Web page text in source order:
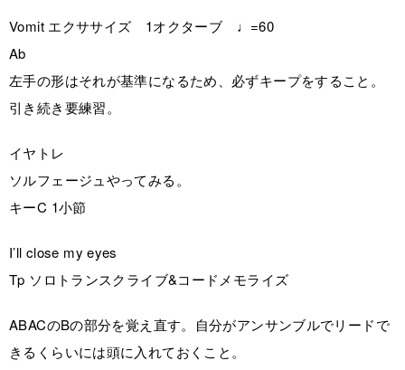
Vomit エクササイズ 1オクターブ ♩=60
Ab
左手の形はそれが基準になるため、必ずキープをすること。
引き続き要練習。
イヤトレ
ソルフェージュやってみる。
キーC 1小節
I’ll close my eyes
Tp ソロトランスクライブ&コードメモライズ
ABACのBの部分を覚え直す。自分がアンサンブルでリードで
きるくらいには頭に入れておくこと。